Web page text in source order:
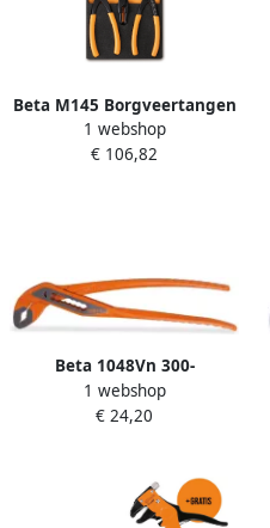
Beta M145 Borgveertangen
Borveertangen set
024500145
1 webshop
€ 106,82
Beta 1048Vn 300-
Waterpomptangen
010480121
1 webshop
€ 24,20